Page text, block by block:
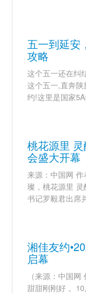
五一到延安
攻略
这个五一还在纠
这个五一,直奔
约!这里是国家
桃花源里
会盛大开幕
来源：中国网
璨，桃花源里
书记罗毅君出席
湘佳友约
启幕
（来源：中国
甜甜刚刚好 。